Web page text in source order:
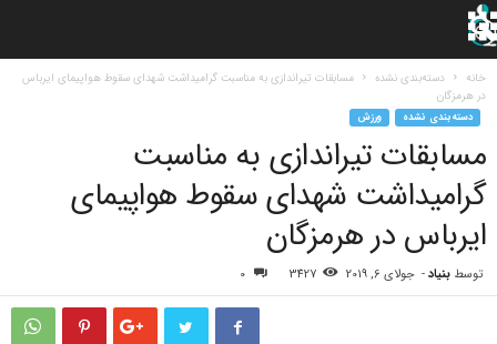
خانه دسته‌بندی نشده
مسابقات تیراندازی به مناسبت گرامیداشت شهدای سقوط هواپیمای ایرباس
در هرمزگان
دسته‌بندی نشده ورزش
مسابقات تیراندازی به مناسبت
گرامیداشت شهدای سقوط هواپیمای
ایرباس در هرمزگان
توسط بنیاد- جولای 6, 2019 3427
0